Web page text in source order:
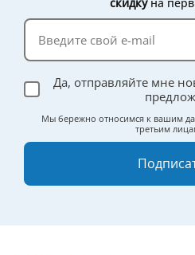
Да, отправляйте мне
Мы бережно относимся к вашим
третьим